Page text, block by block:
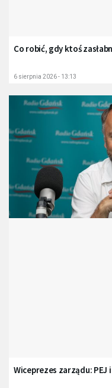
Co robić, gdy ktoś
6 sierpnia 2026 - 13:13
Wiceprezes zarządu: